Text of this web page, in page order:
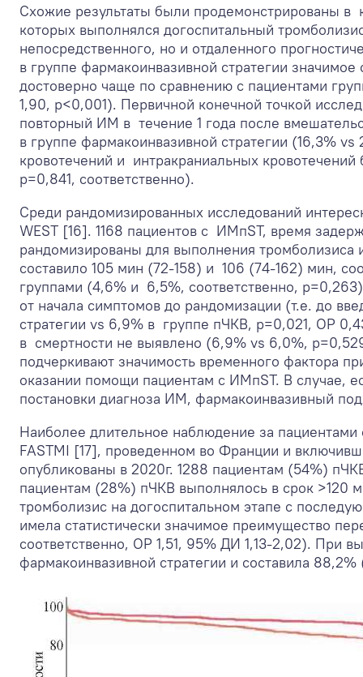
Схожие результаты были продемонстрированы в
которых выполнялся догоспитальный
непосредственного, но и отдаленного
в группе фармакоинвазивной стратегии
достоверно чаще по сравнению с пациентами
1,90, р<0,001). Первичной конечной точкой
повторный ИМ в течение 1 года после
в группе фармакоинвазивной стратегии (16,3%
кровотечений и интракраниальных
p=0,841, соответственно).
Среди рандомизированных исследований
WEST [16]. 1168 пациентов с ИМпST, время
рандомизированы для выполнения
составило 105 мин (72-158) и 106 (74-162) мин,
группами (4,6% и 6,5%, соответственно,
от начала симптомов до рандомизации (т.е. до
стратегии vs 6,9% в группе пЧКВ, p=0,021, ОР
в смертности не выявлено (6,9% vs 6,0%,
подчеркивают значимость временного фактора
оказании помощи пациентам с ИМпST. В случае,
постановки диагноза ИМ, фармакоинвазивный
Наиболее длительное наблюдение за
FASTMI [17], проведенном во Франции и
опубликованы в 2020г. 1288 пациентам (54%)
пациентам (28%) пЧКВ выполнялось в срок >120
тромболизис на догоспитальном этапе с
имела статистически значимое преимущество
соответственно, ОР 1,51, 95% ДИ 1,13-2,02). При
фармакоинвазивной стратегии и составила